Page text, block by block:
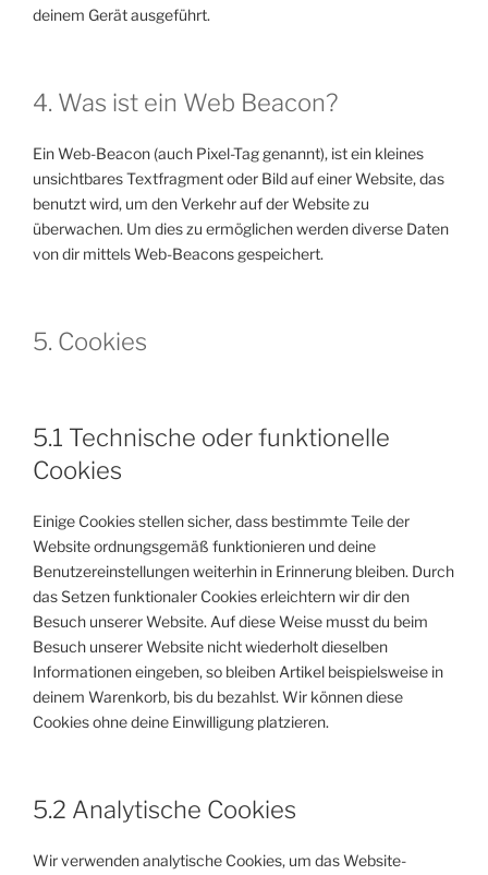
deinem Gerät ausgeführt.
4. Was ist ein Web Beacon?
Ein Web-Beacon (auch Pixel-Tag genannt), ist ein kleines
unsichtbares Textfragment oder Bild auf einer Website, das
benutzt wird, um den Verkehr auf der Website zu
überwachen. Um dies zu ermöglichen werden diverse Daten
von dir mittels Web-Beacons gespeichert.
5. Cookies
5.1 Technische oder funktionelle
Cookies
Einige Cookies stellen sicher, dass bestimmte Teile der
Website ordnungsgemäß funktionieren und deine
Benutzereinstellungen weiterhin in Erinnerung bleiben. Durch
das Setzen funktionaler Cookies erleichtern wir dir den
Besuch unserer Website. Auf diese Weise musst du beim
Besuch unserer Website nicht wiederholt dieselben
Informationen eingeben, so bleiben Artikel beispielsweise in
deinem Warenkorb, bis du bezahlst. Wir können diese
Cookies ohne deine Einwilligung platzieren.
5.2 Analytische Cookies
Wir verwenden analytische Cookies, um das Website-